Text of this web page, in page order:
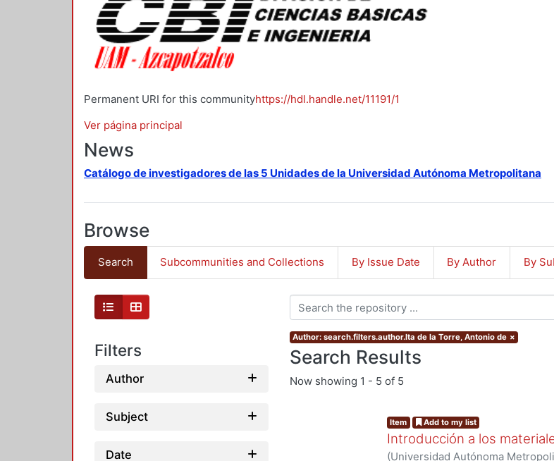
Permanent URI for this communityhttps://hdl.handle.net/11191/1
Ver página principal
News
Catálogo de investigadores de las 5 Unidades de la Universidad Autónoma Metropolitana
Browse
Search Subcommunities and Collections By Issue Date By Author By
Filters
Author
Subject
Date
Author: search.filters.author.Ita de la Torre, Antonio de ×
Search Results
Now showing 1 - 5 of 5
Item Add to my list
Introducción a los
(Universidad Autónoma